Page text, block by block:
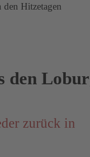
Hitzetagen
den
zurück in